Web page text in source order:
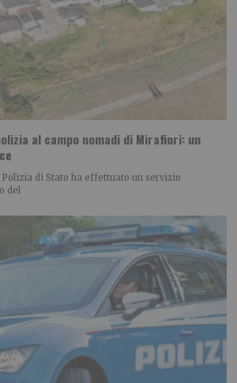
al campo nomadi di Mirafiori: un
di Stato ha effettuato un servizio
del